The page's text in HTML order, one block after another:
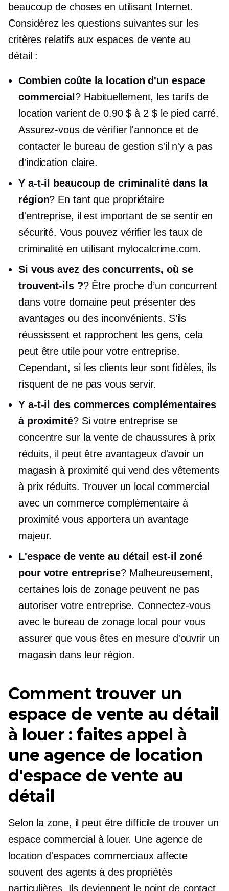
beaucoup de choses en utilisant Internet.
Considérez les questions suivantes sur les
critères relatifs aux espaces de vente au
détail :
Combien coûte la location d'un espace
commercial ? Habituellement, les tarifs de
location varient de 0.90 $ à 2 $ le pied carré.
Assurez-vous de vérifier l'annonce et de
contacter le bureau de gestion s'il n'y a pas
d'indication claire.
Y a-t-il beaucoup de criminalité dans la
région? En tant que propriétaire
d'entreprise, il est important de se sentir en
sécurité. Vous pouvez vérifier les taux de
criminalité en utilisant mylocalcrime.com.
Si vous avez des concurrents, où se
trouvent-ils ?? Être proche d’un concurrent
dans votre domaine peut présenter des
avantages ou des inconvénients. S’ils
réussissent et rapprochent les gens, cela
peut être utile pour votre entreprise.
Cependant, si les clients leur sont fidèles, ils
risquent de ne pas vous servir.
Y a-t-il des commerces complémentaires
à proximité? Si votre entreprise se
concentre sur la vente de chaussures à prix
réduits, il peut être avantageux d'avoir un
magasin à proximité qui vend des vêtements
à prix réduits. Trouver un local commercial
avec un commerce complémentaire à
proximité vous apportera un avantage
majeur.
L'espace de vente au détail est-il zoné
pour votre entreprise? Malheureusement,
certaines lois de zonage peuvent ne pas
autoriser votre entreprise. Connectez-vous
avec le bureau de zonage local pour vous
assurer que vous êtes en mesure d'ouvrir un
magasin dans leur région.
Comment trouver un
espace de vente au détail
à louer : faites appel à
une agence de location
d'espace de vente au
détail
Selon la zone, il peut être difficile de trouver un
espace commercial à louer. Une agence de
location d'espaces commerciaux affecte
souvent des agents à des propriétés
particulières. Ils deviennent le point de contact